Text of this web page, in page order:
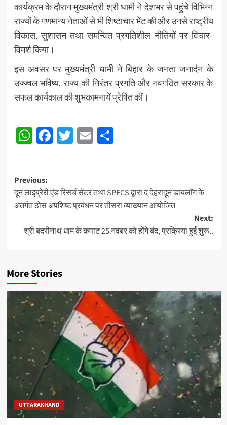
कार्यक्रम के दौरान मुख्यमंत्री श्री धामी ने देशभर से पहुंचे विभिन्न
राज्यों के गणमान्य नेताओं से भी शिष्टाचार भेंट की और उनसे राष्ट्रीय
विकास, सुशासन तथा समन्वित प्रगतिशील नीतियों पर विचार-
विमर्श किया।
इस अवसर पर मुख्यमंत्री धामी ने बिहार के जनता जनार्दन के
उज्ज्वल भविष्य, राज्य की निरंतर प्रगति और नवगठित सरकार के
सफल कार्यकाल की शुभकामनायें प्रेषित कीं।
Post
navigation
WhatsApp
Facebook
Twitter
EmailShare
Post
navigation
Previous:
दून लाइब्रेरी एंड रिसर्च सेंटर तथा SPECS द्वारा द देहरादून डायलॉग के
अंतर्गत ठोस अपशिष्ट प्रबंधन पर तीसरा व्याख्यान आयोजित
Next:
श्री बदरीनाथ धाम के कपाट 25 नवंबर को होंगे बंद, प्रक्रिया हुई शुरू..
More Stories
UTTARAKHAND